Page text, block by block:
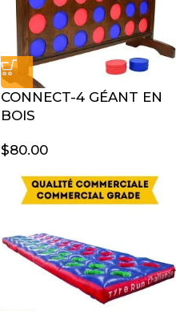
CONNECT-4 GÉANT EN
BOIS
$80.00